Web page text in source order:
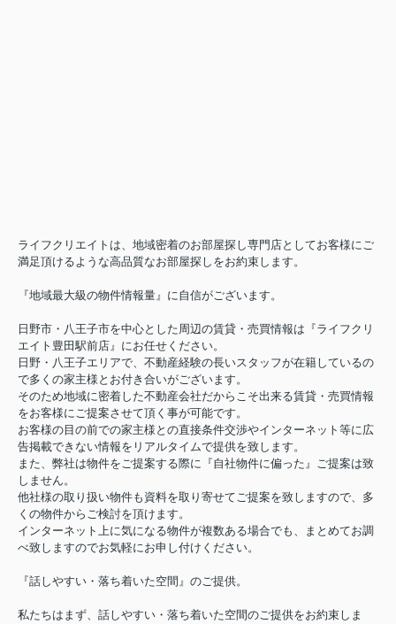
ライフクリエイトは、地域密着のお部屋探し専門店としてお客様にご
満足頂けるような高品質なお部屋探しをお約束します。
『地域最大級の物件情報量』に自信がございます。
日野市・八王子市を中心とした周辺の賃貸・売買情報は『ライフクリ
エイト豊田駅前店』にお任せください。
日野・八王子エリアで、不動産経験の長いスタッフが在籍しているの
で多くの家主様とお付き合いがございます。
そのため地域に密着した不動産会社だからこそ出来る賃貸・売買情報
をお客様にご提案させて頂く事が可能です。
お客様の目の前での家主様との直接条件交渉やインターネット等に広
告掲載できない情報をリアルタイムで提供を致します。
また、弊社は物件をご提案する際に『自社物件に偏った』ご提案は致
しません。
他社様の取り扱い物件も資料を取り寄せてご提案を致しますので、多
くの物件からご検討を頂けます。
インターネット上に気になる物件が複数ある場合でも、まとめてお調
べ致しますのでお気軽にお申し付けください。
『話しやすい・落ち着いた空間』のご提供。
私たちはまず、話しやすい・落ち着いた空間のご提供をお約束しま